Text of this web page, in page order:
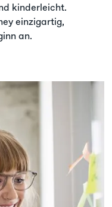
kinderleicht.
einzigartig,
an.